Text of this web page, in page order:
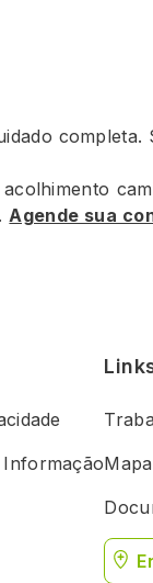
Agende sua